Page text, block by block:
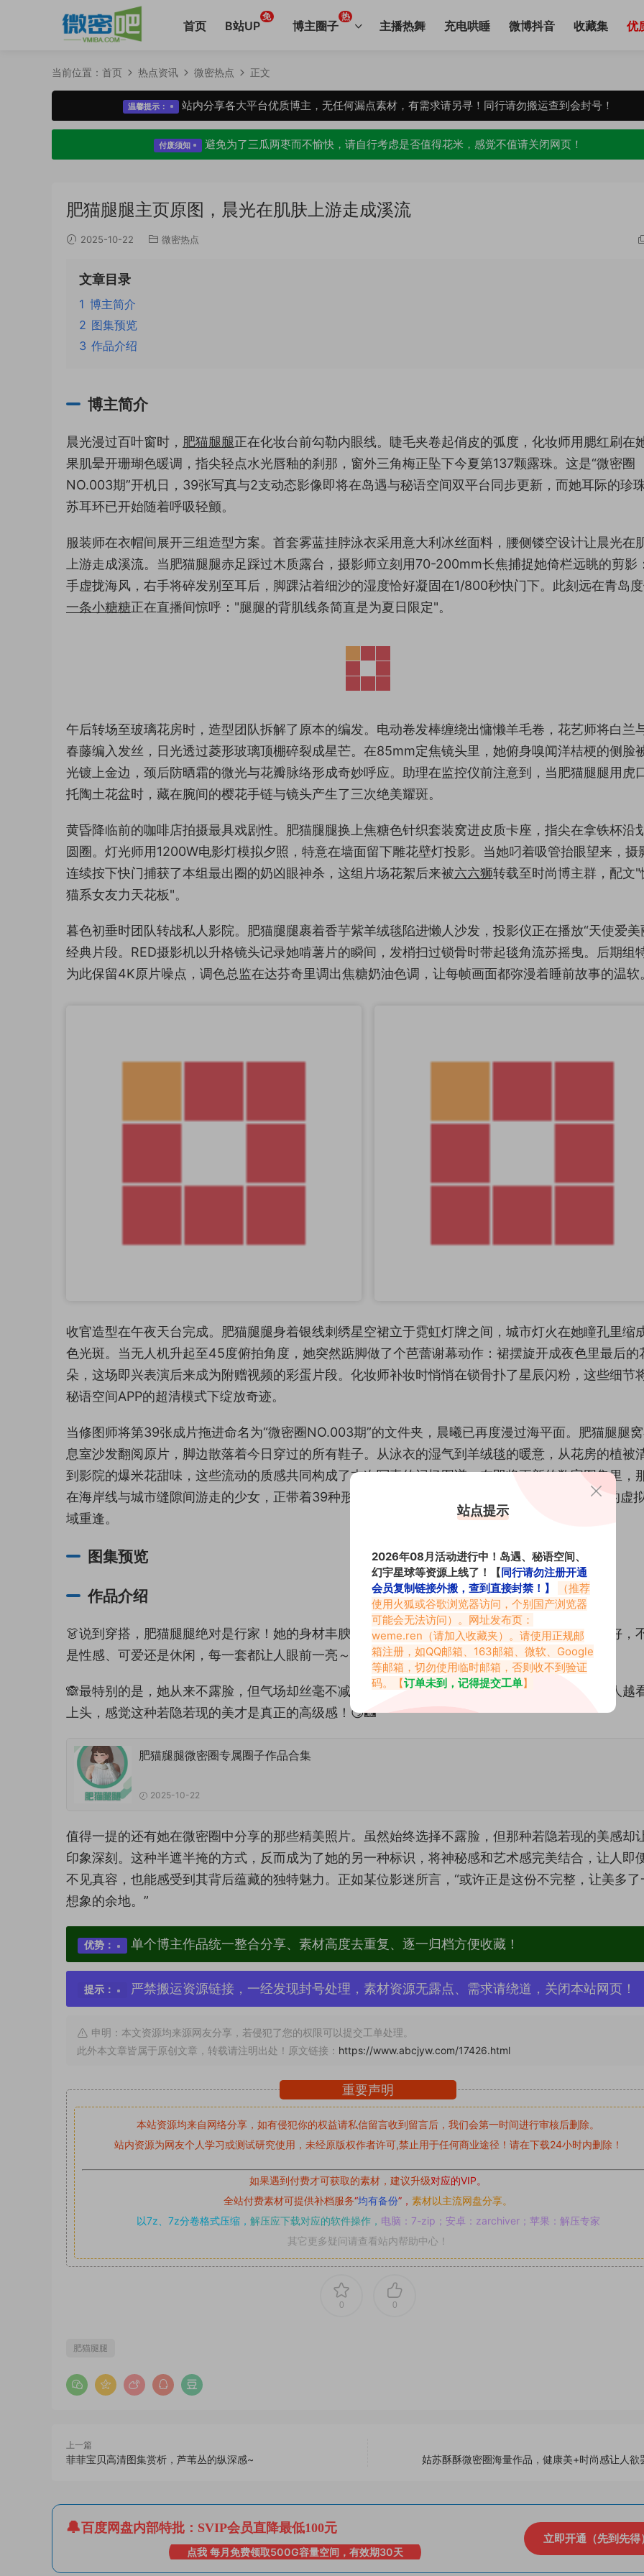
首页 B站UP
免
博主圈子
热
主播热舞 充电哄睡 微博抖音 收藏集 优
当前位置： 首页 热点资讯 微密热点 正文
温馨提示： 站内分享各大平台优质博主，无任何漏点素材，有需求请另寻！同行请勿搬运查到会封号！
付废须知 避免为了三瓜两枣而不愉快，请自行考虑是否值得花米，感觉不值请关闭网页！
肥猫腿腿主页原图，晨光在肌肤上游走成溪流
2025-10-22 微密热点
文章目录
1 博主简介
2 图集预览
3 作品介绍
博主简介
晨光漫过百叶窗时， 肥猫腿腿正在化妆台前勾勒内眼线。睫毛夹卷起俏皮的弧度，化妆师用腮红刷在
果肌晕开珊瑚色暖调，指尖轻点水光唇釉的刹那，窗外三角梅正坠下今夏第137颗露珠。这是“微密圈
NO.003期”开机日，39张写真与2支动态影像即将在岛遇与秘语空间双平台同步更新，而她耳际的珍
苏耳环已开始随着呼吸轻颤。
服装师在衣帽间展开三组造型方案。首套雾蓝挂脖泳衣采用意大利冰丝面料，腰侧镂空设计让晨光在
上游走成溪流。当肥猫腿腿赤足踩过木质露台，摄影师立刻用70-200mm长焦捕捉她倚栏远眺的剪影
手虚拢海风，右手将碎发别至耳后，脚踝沾着细沙的湿度恰好凝固在1/800秒快门下。此刻远在青岛
一条小糖糖正在直播间惊呼："腿腿的背肌线条简直是为夏日限定"。
午后转场至玻璃花房时，造型团队拆解了原本的编发。电动卷发棒缠绕出慵懒羊毛卷，花艺师将白兰
春藤编入发丝，日光透过菱形玻璃顶棚碎裂成星芒。在85mm定焦镜头里，她俯身嗅闻洋桔梗的侧脸
光镀上金边，颈后防晒霜的微光与花瓣脉络形成奇妙呼应。助理在监控仪前注意到，当肥猫腿腿用虎
托陶土花盆时，藏在腕间的樱花手链与镜头产生了三次绝美耀斑。
黄昏降临前的咖啡店拍摄最具戏剧性。肥猫腿腿换上焦糖色针织套装窝进皮质卡座，指尖在拿铁杯沿
圆圈。灯光师用1200W电影灯模拟夕照，特意在墙面留下雕花壁灯投影。当她叼着吸管抬眼望来，摄
连续按下快门捕获了本组最出圈的奶凶眼神杀，这组片场花絮后来被六六狮转载至时尚博主群，配文"
猫系女友力天花板"。
暮色初垂时团队转战私人影院。肥猫腿腿裹着香芋紫羊绒毯陷进懒人沙发，投影仪正在播放“天使爱美
经典片段。RED摄影机以升格镜头记录她啃薯片的瞬间，发梢扫过锁骨时带起毯角流苏摇曳。后期组
为此保留4K原片噪点，调色总监在达芬奇里调出焦糖奶油色调，让每帧画面都弥漫着睡前故事的温软
收官造型在午夜天台完成。肥猫腿腿身着银线刺绣星空裙立于霓虹灯牌之间，城市灯火在她瞳孔里缩
色光斑。当无人机升起至45度俯拍角度，她突然踮脚做了个芭蕾谢幕动作：裙摆旋开成夜色里最后的
朵，这场即兴表演后来成为附赠视频的彩蛋片段。化妆师补妆时悄悄在锁骨扑了星辰闪粉，这些细节
秘语空间APP的超清模式下绽放奇迹。
当修图师将第39张成片拖进命名为“微密圈NO.003期”的文件夹，晨曦已再度漫过海平面。肥猫腿腿
息室沙发翻阅原片，脚边散落着今日穿过的所有鞋子。从泳衣的湿气到羊绒毯的暖意，从花房的植被
到影院的爆米花甜味，这些流动的质感共同构成了本次写真的记忆图谱。在即将更新的数字图集里，
在海岸线与城市缝隙间游走的少女，正带着39种形态的鲜活与2段动态的生动，等待与你在岛遇的虚
域重逢。
图集预览
作品介绍
👗说到穿搭，肥猫腿腿绝对是行家！她的身材丰腴又火辣，各种风格的衣服都能被她驾驭得刚刚好，
是性感、可爱还是休闲，每一套都让人眼前一亮～🔥👚
🙈最特别的是，她从来不露脸，但气场却丝毫不减。微密圈里的美照同样如此，不露真容反而让人越
上头，感觉这种若隐若现的美才是真正的高级感！😏📸
肥猫腿腿微密圈专属圈子作品合集
2025-10-22
值得一提的还有她在微密圈中分享的那些精美照片。虽然始终选择不露脸，但那种若隐若现的美感却
印象深刻。这种半遮半掩的方式，反而成为了她的另一种标识，将神秘感和艺术感完美结合，让人即
不见真容，也能感受到其背后蕴藏的独特魅力。正如某位影迷所言，“或许正是这份不完整，让美多了
想象的余地。”
优势： 单个博主作品统一整合分享、素材高度去重复、逐一归档方便收藏！
提示： 严禁搬运资源链接，一经发现封号处理，素材资源无露点、需求请绕道，关闭本站网页！
申明：本文资源均来源网友分享，若侵犯了您的权限可以提交工单处理。
此外本文章皆属于原创文章，转载请注明出处！原文链接： https://www.abcjyw.com/17426.html
重要声明
本站资源均来自网络分享，如有侵犯你的权益请私信留言收到留言后，我们会第一时间进行审核后删除。
站内资源为网友个人学习或测试研究使用，未经原版权作者许可,禁止用于任何商业途径！请在下载24小时内删除！
如果遇到付费才可获取的素材，建议升级对应的VIP。
全站付费素材可提供补档服务“均有备份”， 素材以主流网盘分享。
以7z、7z分卷格式压缩， 解压应下载对应的软件操作， 电脑：7-zip；安卓：zarchiver；苹果：解压专家
其它更多疑问请查看站内帮助中心！
0 0
肥猫腿腿
上一篇
菲菲宝贝高清图集赏析，芦苇丛的纵深感~ 姑苏酥酥微密圈海量作品，健康美+时尚感让人欲
百度网盘内部特批：SVIP会员直降最低100元
点我 每月免费领取500G容量空间，有效期30天
立即开通（先到先得
站点提示
2026年08月活动进行中！岛遇、秘语空间、
幻宇星球等资源上线了！【同行请勿注册开通
会员复制链接外搬，查到直接封禁！】
（推荐
使用火狐或谷歌浏览器访问，个别国产浏览器
可能会无法访问）。网址发布页：
weme.ren （请加入收藏夹）。请使用正规邮
箱注册，如QQ邮箱、163邮箱、微软、Google
等邮箱，切勿使用临时邮箱，否则收不到验证
码。【订单未到，记得提交工单】